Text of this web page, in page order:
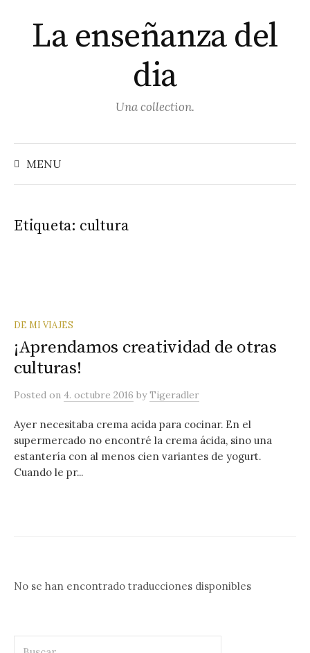
content
La enseñanza del
dia
Una collection.
MENU
Etiqueta: cultura
DE MI VIAJES
¡Aprendamos creatividad de otras
culturas!
Posted on 4. octubre 2016 byTigeradler
Ayer necesitaba crema acida para cocinar. En el
supermercado no encontré la crema ácida, sino una
estantería con al menos cien variantes de yogurt.
Cuando le pr...
No se han encontrado traducciones disponibles